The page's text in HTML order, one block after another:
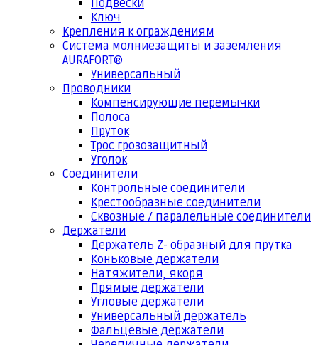
Подвески
Ключ
Крепления к ограждениям
Система молниезащиты и заземления
AURAFORT®
Универсальный
Проводники
Компенсирующие перемычки
Полоса
Пруток
Трос грозозащитный
Уголок
Соединители
Контрольные соединители
Крестообразные соединители
Сквозные / паралельные соединители
Держатели
Держатель Z- образный для прутка
Коньковые держатели
Натяжители, якоря
Прямые держатели
Угловые держатели
Универсальный держатель
Фальцевые держатели